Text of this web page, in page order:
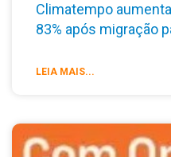
Climatempo
83% após migração
LEIA MAIS...